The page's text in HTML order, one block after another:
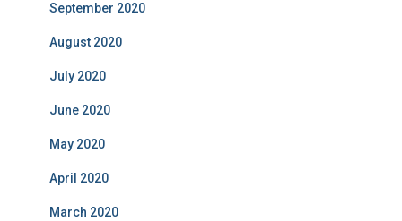
September 2020
August 2020
July 2020
June 2020
May 2020
April 2020
March 2020